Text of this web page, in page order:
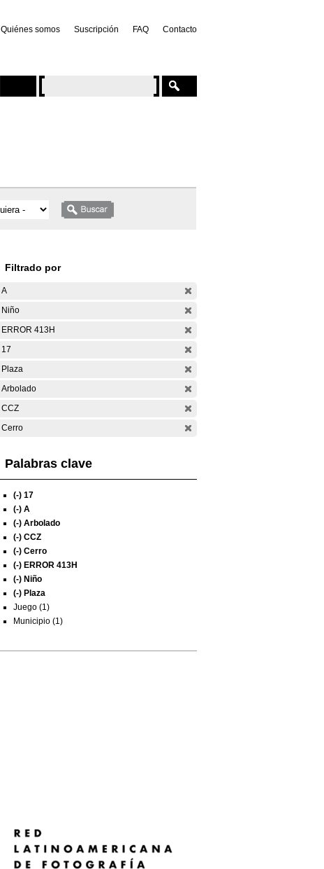
Quiénes somos Suscripción FAQ Contacto
Filtrado por
A
Niño
ERROR 413H
17
Plaza
Arbolado
CCZ
Cerro
Palabras clave
(-) 17
(-) A
(-) Arbolado
(-) CCZ
(-) Cerro
(-) ERROR 413H
(-) Niño
(-) Plaza
Juego (1)
Municipio (1)